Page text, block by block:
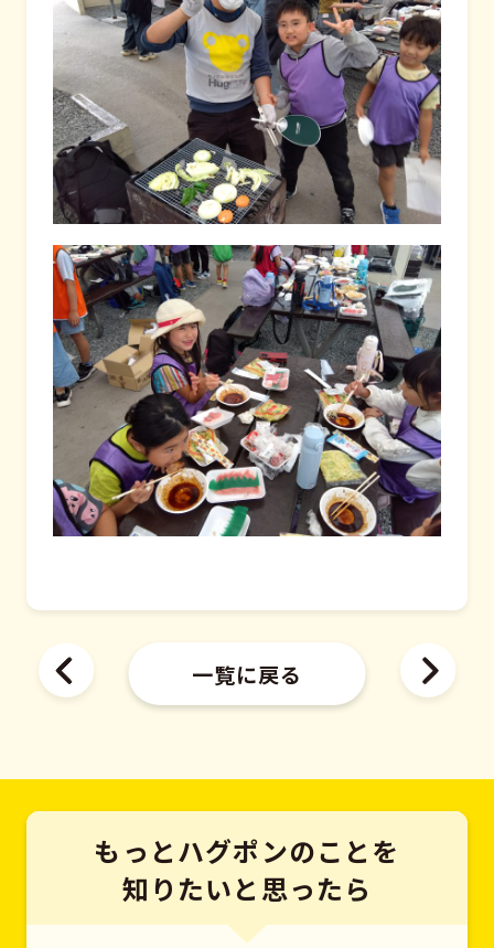
一覧に戻る
もっとハグポンのことを
知りたいと思ったら